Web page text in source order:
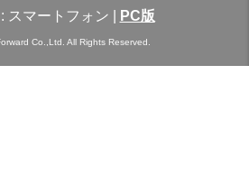
スマートフォン PC版
Co.,Ltd. All Rights Reserved.